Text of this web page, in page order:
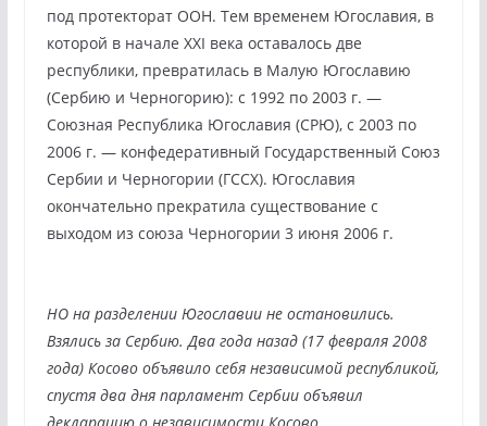
под протекторат ООН. Тем временем Югославия, в
которой в начале XXI века оставалось две
республики, превратилась в Малую Югославию
(Сербию и Черногорию): c 1992 по 2003 г. —
Союзная Республика Югославия (СРЮ), с 2003 по
2006 г. — конфедеративный Государственный Союз
Сербии и Черногории (ГССХ). Югославия
окончательно прекратила существование c
выходом из союза Черногории 3 июня 2006 г.
НО на разделении Югославии не остановились.
Взялись за Сербию. Два года назад (17 февраля 2008
года) Косово объявило себя независимой республикой,
спустя два дня парламент Сербии объявил